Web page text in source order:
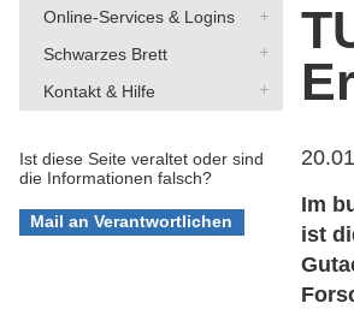
Online-Services & Logins
Schwarzes Brett
Kontakt & Hilfe
Ist diese Seite veraltet oder sind
die Informationen falsch?
Im
ist